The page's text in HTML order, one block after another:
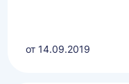
от 14.09.2019